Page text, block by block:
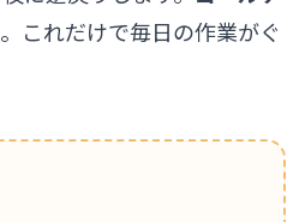
。これだけで毎日の作業がぐ